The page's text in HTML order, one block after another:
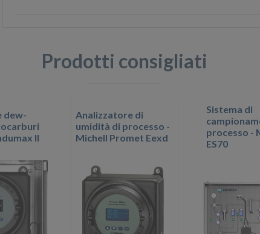
Prodotti consigliati
dew-
II
Analizzatore di
umidità di processo -
Michell Promet Eexd
Sistema di
processo -
ES70